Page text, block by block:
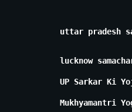
uttar pradesh
lucknow
UP Sarkar Ki
Mukhyamantri